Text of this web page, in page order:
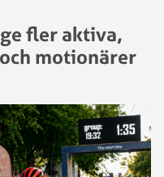
fler aktiva,
motionärer